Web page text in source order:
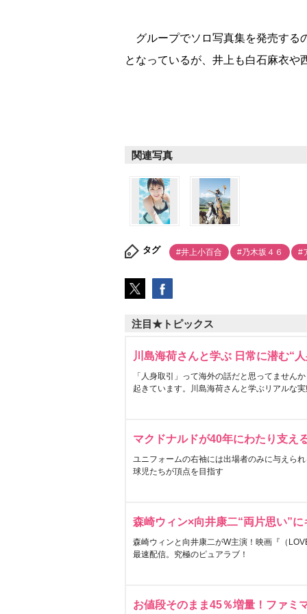
グループでソロ写真集を発売する
となっているが、井上も白石麻衣や
関連写真
タグ #井上小百合 #乃木坂４６ #
注目★トピックス
川島海荷さんと学ぶ 日常に潜む“
「人身取引」って海外の話だと思ってません
起きています。川島海荷さんと学ぶリアルな
マクドナルドが40年にわたり支え
ユニフォームの右袖には出場者のみに与えら
球児たちが頂点を目指す
森崎ウィン×向井康二“両片思い”
森崎ウィンと向井康二がW主演！映画『（
最速配信。究極のピュアラブ！
お値段そのまま45％増量！ファミ